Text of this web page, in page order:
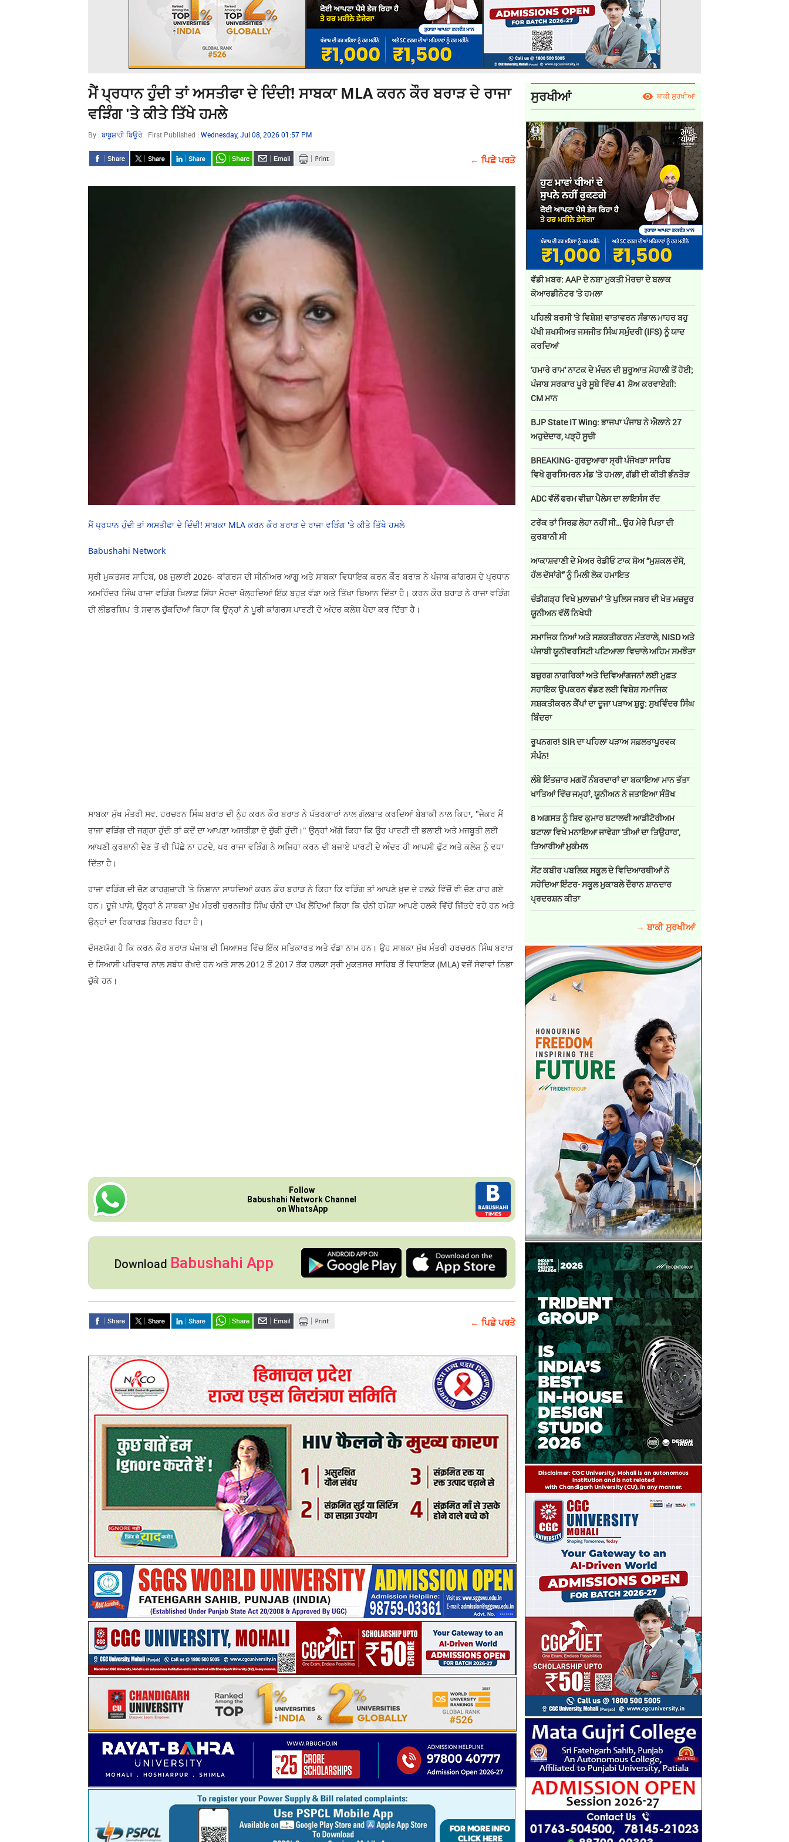
ਮੈਂ ਪ੍ਰਧਾਨ ਹੁੰਦੀ ਤਾਂ ਅਸਤੀਫਾ ਦੇ ਦਿੰਦੀ! ਸਾਬਕਾ MLA ਕਰਨ ਕੌਰ ਬਰਾੜ ਦੇ ਰਾਜਾ
ਵੜਿੰਗ 'ਤੇ ਕੀਤੇ ਤਿੱਖੇ ਹਮਲੇ
By : ਬਾਬੂਸ਼ਾਹੀ ਬਿਊਰੋ First Published : Wednesday, Jul 08, 2026 01:57 PM
← ਪਿਛੇ ਪਰਤੋ
ਮੈਂ ਪ੍ਰਧਾਨ ਹੁੰਦੀ ਤਾਂ ਅਸਤੀਫਾ ਦੇ ਦਿੰਦੀ! ਸਾਬਕਾ MLA ਕਰਨ ਕੌਰ ਬਰਾੜ ਦੇ ਰਾਜਾ ਵੜਿੰਗ 'ਤੇ ਕੀਤੇ ਤਿੱਖੇ ਹਮਲੇ
Babushahi Network
ਸ੍ਰੀ ਮੁਕਤਸਰ ਸਾਹਿਬ, 08 ਜੁਲਾਈ 2026- ਕਾਂਗਰਸ ਦੀ ਸੀਨੀਅਰ ਆਗੂ ਅਤੇ ਸਾਬਕਾ ਵਿਧਾਇਕ ਕਰਨ ਕੌਰ ਬਰਾੜ ਨੇ ਪੰਜਾਬ ਕਾਂਗਰਸ ਦੇ ਪ੍ਰਧਾਨ
ਅਮਰਿੰਦਰ ਸਿੰਘ ਰਾਜਾ ਵੜਿੰਗ ਖ਼ਿਲਾਫ਼ ਸਿੱਧਾ ਮੋਰਚਾ ਖੋਲ੍ਹਦਿਆਂ ਇੱਕ ਬਹੁਤ ਵੱਡਾ ਅਤੇ ਤਿੱਖਾ ਬਿਆਨ ਦਿੱਤਾ ਹੈ। ਕਰਨ ਕੌਰ ਬਰਾੜ ਨੇ ਰਾਜਾ ਵੜਿੰਗ
ਦੀ ਲੀਡਰਸ਼ਿਪ 'ਤੇ ਸਵਾਲ ਚੁੱਕਦਿਆਂ ਕਿਹਾ ਕਿ ਉਨ੍ਹਾਂ ਨੇ ਪੂਰੀ ਕਾਂਗਰਸ ਪਾਰਟੀ ਦੇ ਅੰਦਰ ਕਲੇਸ਼ ਪੈਦਾ ਕਰ ਦਿੱਤਾ ਹੈ।
ਸਾਬਕਾ ਮੁੱਖ ਮੰਤਰੀ ਸਵ. ਹਰਚਰਨ ਸਿੰਘ ਬਰਾੜ ਦੀ ਨੂੰਹ ਕਰਨ ਕੌਰ ਬਰਾੜ ਨੇ ਪੱਤਰਕਾਰਾਂ ਨਾਲ ਗੱਲਬਾਤ ਕਰਦਿਆਂ ਬੇਬਾਕੀ ਨਾਲ ਕਿਹਾ, "ਜੇਕਰ ਮੈਂ
ਰਾਜਾ ਵੜਿੰਗ ਦੀ ਜਗ੍ਹਾ ਹੁੰਦੀ ਤਾਂ ਕਦੋਂ ਦਾ ਆਪਣਾ ਅਸਤੀਫ਼ਾ ਦੇ ਚੁੱਕੀ ਹੁੰਦੀ।" ਉਨ੍ਹਾਂ ਅੱਗੇ ਕਿਹਾ ਕਿ ਉਹ ਪਾਰਟੀ ਦੀ ਭਲਾਈ ਅਤੇ ਮਜ਼ਬੂਤੀ ਲਈ
ਆਪਣੀ ਕੁਰਬਾਨੀ ਦੇਣ ਤੋਂ ਵੀ ਪਿੱਛੇ ਨਾ ਹਟਦੇ, ਪਰ ਰਾਜਾ ਵੜਿੰਗ ਨੇ ਅਜਿਹਾ ਕਰਨ ਦੀ ਬਜਾਏ ਪਾਰਟੀ ਦੇ ਅੰਦਰ ਹੀ ਆਪਸੀ ਫੁੱਟ ਅਤੇ ਕਲੇਸ਼ ਨੂੰ ਵਧਾ
ਦਿੱਤਾ ਹੈ।
ਰਾਜਾ ਵੜਿੰਗ ਦੀ ਚੋਣ ਕਾਰਗੁਜ਼ਾਰੀ 'ਤੇ ਨਿਸ਼ਾਨਾ ਸਾਧਦਿਆਂ ਕਰਨ ਕੌਰ ਬਰਾੜ ਨੇ ਕਿਹਾ ਕਿ ਵੜਿੰਗ ਤਾਂ ਆਪਣੇ ਖ਼ੁਦ ਦੇ ਹਲਕੇ ਵਿੱਚੋਂ ਵੀ ਚੋਣ ਹਾਰ ਗਏ
ਹਨ। ਦੂਜੇ ਪਾਸੇ, ਉਨ੍ਹਾਂ ਨੇ ਸਾਬਕਾ ਮੁੱਖ ਮੰਤਰੀ ਚਰਨਜੀਤ ਸਿੰਘ ਚੰਨੀ ਦਾ ਪੱਖ ਲੈਂਦਿਆਂ ਕਿਹਾ ਕਿ ਚੰਨੀ ਹਮੇਸ਼ਾ ਆਪਣੇ ਹਲਕੇ ਵਿੱਚੋਂ ਜਿੱਤਦੇ ਰਹੇ ਹਨ ਅਤੇ
ਉਨ੍ਹਾਂ ਦਾ ਰਿਕਾਰਡ ਬਿਹਤਰ ਰਿਹਾ ਹੈ।
ਦੱਸਣਯੋਗ ਹੈ ਕਿ ਕਰਨ ਕੌਰ ਬਰਾੜ ਪੰਜਾਬ ਦੀ ਸਿਆਸਤ ਵਿੱਚ ਇੱਕ ਸਤਿਕਾਰਤ ਅਤੇ ਵੱਡਾ ਨਾਮ ਹਨ। ਉਹ ਸਾਬਕਾ ਮੁੱਖ ਮੰਤਰੀ ਹਰਚਰਨ ਸਿੰਘ ਬਰਾੜ
ਦੇ ਸਿਆਸੀ ਪਰਿਵਾਰ ਨਾਲ ਸਬੰਧ ਰੱਖਦੇ ਹਨ ਅਤੇ ਸਾਲ 2012 ਤੋਂ 2017 ਤੱਕ ਹਲਕਾ ਸ੍ਰੀ ਮੁਕਤਸਰ ਸਾਹਿਬ ਤੋਂ ਵਿਧਾਇਕ (MLA) ਵਜੋਂ ਸੇਵਾਵਾਂ ਨਿਭਾ
ਚੁੱਕੇ ਹਨ।
Follow
Babushahi Network Channel
on WhatsApp
Download Babushahi App
← ਪਿਛੇ ਪਰਤੋ
ਸੁਰਖੀਆਂ ਬਾਕੀ ਸੁਰਖੀਆਂ
ਵੱਡੀ ਖ਼ਬਰ: AAP ਦੇ ਨਸ਼ਾ ਮੁਕਤੀ ਮੋਰਚਾ ਦੇ ਬਲਾਕ
ਕੋਆਰਡੀਨੇਟਰ 'ਤੇ ਹਮਲਾ
ਪਹਿਲੀ ਬਰਸੀ 'ਤੇ ਵਿਸ਼ੇਸ਼! ਵਾਤਾਵਰਨ ਸੰਭਾਲ ਮਾਹਰ ਬਹੁ
ਪੱਖੀ ਸ਼ਖਸੀਅਤ ਜਸਜੀਤ ਸਿੰਘ ਸਮੁੰਦਰੀ (IFS) ਨੂੰ ਯਾਦ
ਕਰਦਿਆਂ
'ਹਮਾਰੇ ਰਾਮ' ਨਾਟਕ ਦੇ ਮੰਚਨ ਦੀ ਸ਼ੁਰੂਆਤ ਮੋਹਾਲੀ ਤੋਂ ਹੋਈ;
ਪੰਜਾਬ ਸਰਕਾਰ ਪੂਰੇ ਸੂਬੇ ਵਿੱਚ 41 ਸ਼ੋਅ ਕਰਵਾਏਗੀ:
CM ਮਾਨ
BJP State IT Wing: ਭਾਜਪਾ ਪੰਜਾਬ ਨੇ ਐਲਾਨੇ 27
ਅਹੁਦੇਦਾਰ, ਪੜ੍ਹੋ ਸੂਚੀ
BREAKING- ਗੁਰਦੁਆਰਾ ਸ੍ਰੀ ਪੰਜੋਖੜਾ ਸਾਹਿਬ
ਵਿਖੇ ਗੁਰਸਿਮਰਨ ਮੰਡ ’ਤੇ ਹਮਲਾ, ਗੱਡੀ ਦੀ ਕੀਤੀ ਭੰਨਤੋੜ
ADC ਵੱਲੋਂ ਫਰਮ ਵੀਜ਼ਾ ਪੈਲੇਸ ਦਾ ਲਾਇਸੰਸ ਰੱਦ
ਟਰੱਕ ਤਾਂ ਸਿਰਫ਼ ਲੋਹਾ ਨਹੀਂ ਸੀ… ਉਹ ਮੇਰੇ ਪਿਤਾ ਦੀ
ਕੁਰਬਾਨੀ ਸੀ
ਆਕਾਸ਼ਵਾਣੀ ਦੇ ਮੇਅਰ ਰੇਡੀਓ ਟਾਕ ਸ਼ੋਅ “ਮੁਸ਼ਕਲ ਦੱਸੋ,
ਹੱਲ ਦੱਸਾਂਗੇ” ਨੂੰ ਮਿਲੀ ਲੋਕ ਹਮਾਇਤ
ਚੰਡੀਗੜ੍ਹ ਵਿਖੇ ਮੁਲਾਜ਼ਮਾਂ 'ਤੇ ਪੁਲਿਸ ਜਬਰ ਦੀ ਖੇਤ ਮਜ਼ਦੂਰ
ਯੂਨੀਅਨ ਵੱਲੋਂ ਨਿਖੇਧੀ
ਸਮਾਜਿਕ ਨਿਆਂ ਅਤੇ ਸਸ਼ਕਤੀਕਰਨ ਮੰਤਰਾਲੇ, NISD ਅਤੇ
ਪੰਜਾਬੀ ਯੂਨੀਵਰਸਿਟੀ ਪਟਿਆਲਾ ਵਿਚਾਲੇ ਅਹਿਮ ਸਮਝੌਤਾ
ਬਜ਼ੁਰਗ ਨਾਗਰਿਕਾਂ ਅਤੇ ਦਿਵਿਆਂਗਜਨਾਂ ਲਈ ਮੁਫ਼ਤ
ਸਹਾਇਕ ਉਪਕਰਨ ਵੰਡਣ ਲਈ ਵਿਸ਼ੇਸ਼ ਸਮਾਜਿਕ
ਸਸ਼ਕਤੀਕਰਨ ਕੈਂਪਾਂ ਦਾ ਦੂਜਾ ਪੜਾਅ ਸ਼ੁਰੂ: ਸੁਖਵਿੰਦਰ ਸਿੰਘ
ਬਿੰਦਰਾ
ਰੂਪਨਗਰ! SIR ਦਾ ਪਹਿਲਾ ਪੜਾਅ ਸਫ਼ਲਤਾਪੂਰਵਕ
ਸੰਪੰਨ!
ਲੰਬੇ ਇੰਤਜ਼ਾਰ ਮਗਰੋਂ ਨੰਬਰਦਾਰਾਂ ਦਾ ਬਕਾਇਆ ਮਾਨ ਭੱਤਾ
ਖਾਤਿਆਂ ਵਿੱਚ ਜਮ੍ਹਾਂ, ਯੂਨੀਅਨ ਨੇ ਜਤਾਇਆ ਸੰਤੋਖ
8 ਅਗਸਤ ਨੂੰ ਸ਼ਿਵ ਕੁਮਾਰ ਬਟਾਲਵੀ ਆਡੀਟੋਰੀਅਮ
ਬਟਾਲਾ ਵਿਖੇ ਮਨਾਇਆ ਜਾਵੇਗਾ 'ਤੀਆਂ ਦਾ ਤਿਉਹਾਰ',
ਤਿਆਰੀਆਂ ਮੁਕੰਮਲ
ਸੇਂਟ ਕਬੀਰ ਪਬਲਿਕ ਸਕੂਲ ਦੇ ਵਿਦਿਆਰਥੀਆਂ ਨੇ
ਸਹੋਦਿਆ ਇੰਟਰ- ਸਕੂਲ ਮੁਕਾਬਲੇ ਦੌਰਾਨ ਸ਼ਾਨਦਾਰ
ਪ੍ਰਦਰਸ਼ਨ ਕੀਤਾ
→ ਬਾਕੀ ਸੁਰਖੀਆਂ